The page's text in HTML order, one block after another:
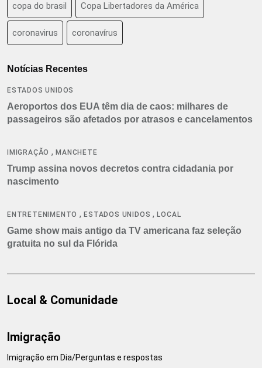
copa do brasil Copa Libertadores da América
coronavirus coronavírus
Notícias Recentes
ESTADOS UNIDOS
Aeroportos dos EUA têm dia de caos: milhares de
passageiros são afetados por atrasos e cancelamentos
IMIGRAÇÃO ,MANCHETE
Trump assina novos decretos contra cidadania por
nascimento
ENTRETENIMENTO ,ESTADOS UNIDOS ,LOCAL
Game show mais antigo da TV americana faz seleção
gratuita no sul da Flórida
Local & Comunidade
Imigração
Imigração em Dia/Perguntas e respostas